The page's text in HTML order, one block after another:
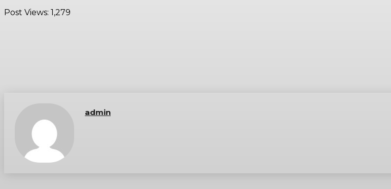
Post Views: 1,279
admin